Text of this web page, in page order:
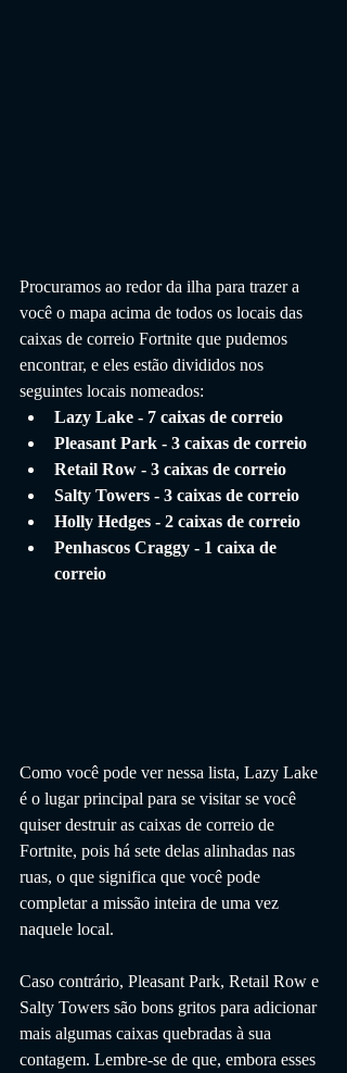
Procuramos ao redor da ilha para trazer a
você o mapa acima de todos os locais das
caixas de correio Fortnite que pudemos
encontrar, e eles estão divididos nos
seguintes locais nomeados:
Lazy Lake - 7 caixas de correio
Pleasant Park - 3 caixas de correio
Retail Row - 3 caixas de correio
Salty Towers - 3 caixas de correio
Holly Hedges - 2 caixas de correio
Penhascos Craggy - 1 caixa de
correio
Como você pode ver nessa lista, Lazy Lake
é o lugar principal para se visitar se você
quiser destruir as caixas de correio de
Fortnite, pois há sete delas alinhadas nas
ruas, o que significa que você pode
completar a missão inteira de uma vez
naquele local.
Caso contrário, Pleasant Park, Retail Row e
Salty Towers são bons gritos para adicionar
mais algumas caixas quebradas à sua
contagem. Lembre-se de que, embora esses